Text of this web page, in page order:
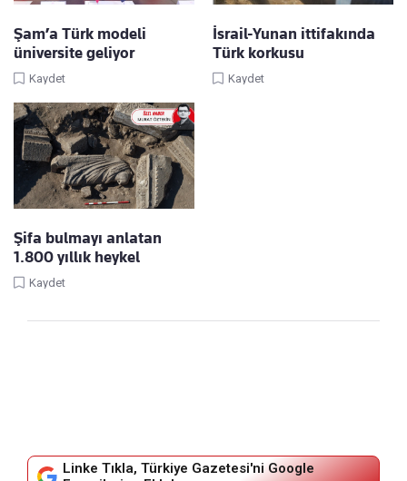
Şam’a Türk modeli
üniversite geliyor
Kaydet
İsrail-Yunan ittifakında
Türk korkusu
Kaydet
Şifa bulmayı anlatan
1.800 yıllık heykel
Kaydet
Linke Tıkla, Türkiye Gazetesi'ni Google